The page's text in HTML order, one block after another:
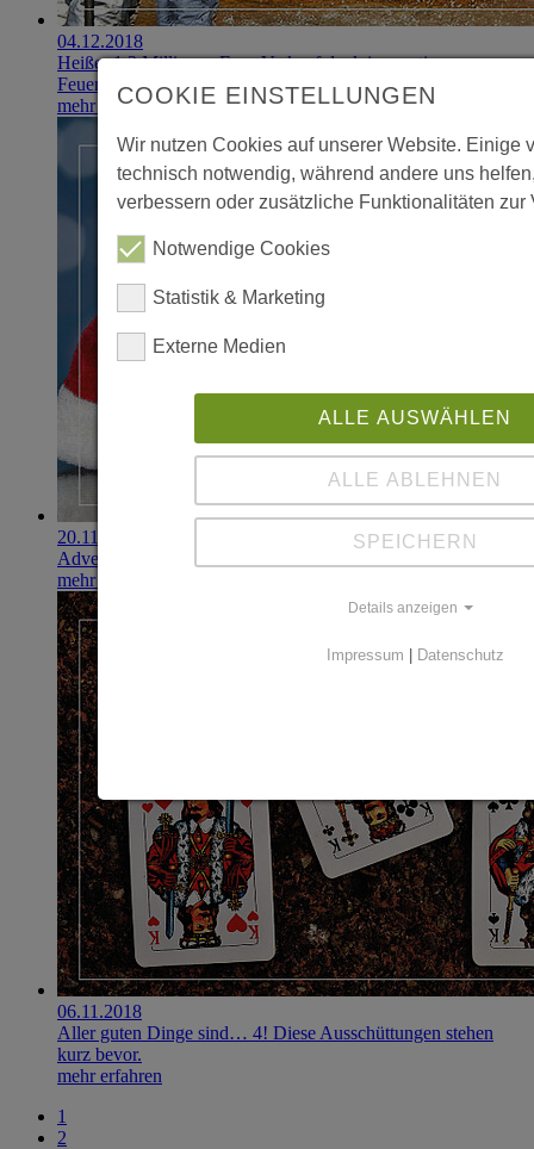
04.12.2018
Heißer 1,2 Millionen Euro Verkauf dank innovativer
Feuerlöscher
mehr erfahren
20.11.2018
Advent, Advent, eine Ausschüttungswelle kommt!
mehr erfahren
06.11.2018
Aller guten Dinge sind… 4! Diese Ausschüttungen stehen
kurz bevor.
mehr erfahren
1
2
COOKIE EINSTELLUNGEN
Wir nutzen Cookies auf unserer Website. Einige
technisch notwendig, während andere uns
verbessern oder zusätzliche Funktionalitäten zur
Notwendige Cookies
Statistik & Marketing
Externe Medien
ALLE AUSWÄHLEN
ALLE ABLEHNEN
SPEICHERN
Details anzeigen
Impressum | Datenschutz